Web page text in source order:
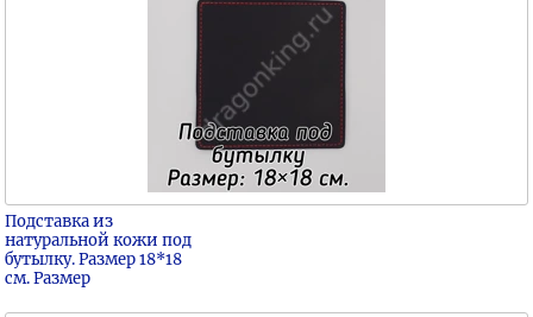
Подставка из
натуральной кожи под
бутылку. Размер 18*18
см. Размер